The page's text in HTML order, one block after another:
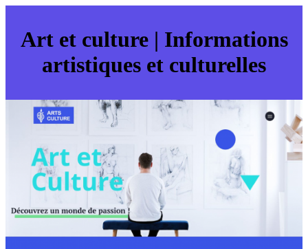
Art et culture | Informations
artistiques et culturelles